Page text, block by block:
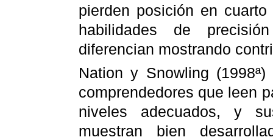
pierden posición en
habilidades de
diferencian mostrando
Nation y Snowling
comprendedores que leen
niveles adecuados, y
muestran bien